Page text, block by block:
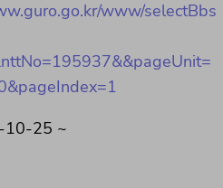
www/selectBbs
10-25 ~